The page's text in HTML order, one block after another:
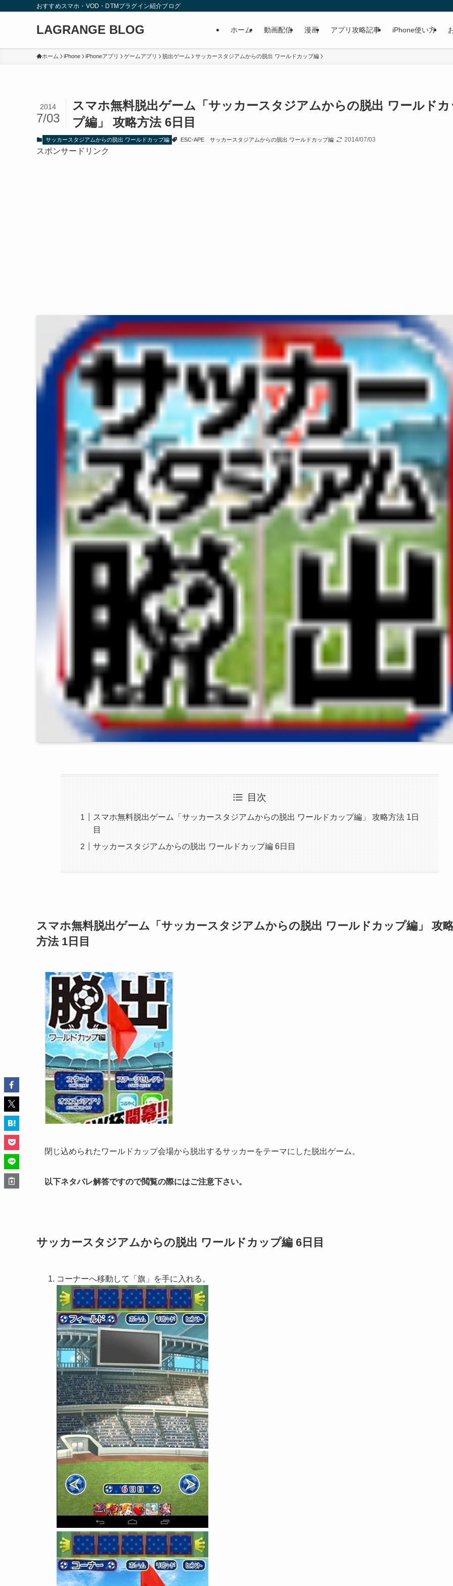
おすすめスマホ・VOD・DTMプラグイン紹介ブログ
LAGRANGE BLOG ホーム 動画配信 漫画 アプリ攻略記事 iPhone使い方
ホーム iPhone iPhoneアプリ ゲームアプリ 脱出ゲーム サッカースタジアムからの脱出 ワールドカップ編
スマホ無料脱出ゲーム「サッカースタジアムからの脱出 ワールドカ
プ編」 攻略方法 6日目
2014
7/03
サッカースタジアムからの脱出 ワールドカップ編 ESC-APE サッカースタジアムからの脱出 ワールドカップ編 2014/07/03
スポンサードリンク
目次
スマホ無料脱出ゲーム「サッカースタジアムからの脱出 ワールドカップ編」 攻略方法 1日
目
サッカースタジアムからの脱出 ワールドカップ編 6日目
スマホ無料脱出ゲーム「サッカースタジアムからの脱出 ワールドカップ編」 攻
方法 1日目
閉じ込められたワールドカップ会場から脱出するサッカーをテーマにした脱出ゲーム。
以下ネタバレ解答ですので閲覧の際にはご注意下さい。
サッカースタジアムからの脱出 ワールドカップ編 6日目
コーナーへ移動して「旗」を手に入れる。